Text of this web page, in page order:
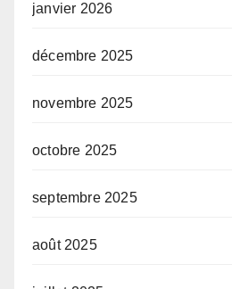
janvier 2026
décembre 2025
novembre 2025
octobre 2025
septembre 2025
août 2025